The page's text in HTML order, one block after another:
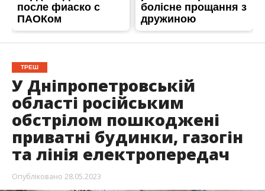
ТРЕШ
У Дніпропетровській
області російським
обстрілом пошкоджені
приватні будинки, газогін
та лінія електропередач
Опубліковано 28.05.2023